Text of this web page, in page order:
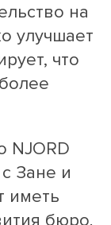
на
улучшает
что
NJORD
Зане и
иметь
бюро.